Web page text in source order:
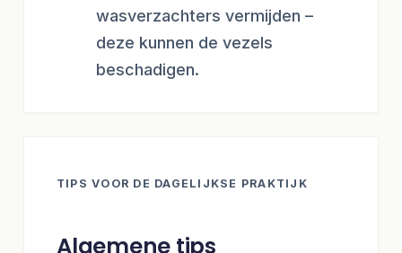
wasverzachters vermijden –
deze kunnen de vezels
beschadigen.
TIPS VOOR DE DAGELIJKSE PRAKTIJK
Algemene tips